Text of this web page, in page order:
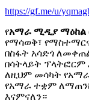
https://gf.me/u/
የአማራ ሚዲያ ማዕከል
የማሳወቅ፣
በስፋት አሳድጎ
በሳትላይት ፕላትፎርም
ለዚህም መሳካት
የአማራ ተቋም
እናምናለን።